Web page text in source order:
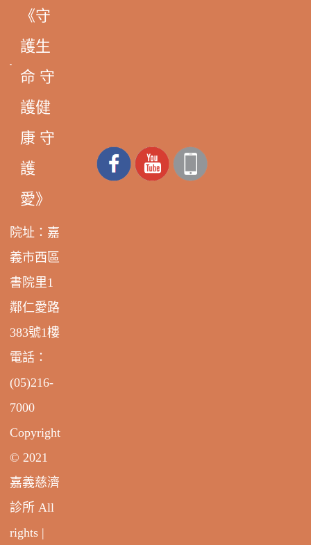
《守
護生
命 守
護健
康 守
護
愛》
院址：嘉
義市西區
書院里1
鄰仁愛路
383號1樓
電話：
(05)216-
7000
Copyright
© 2021
嘉義慈濟
診所 All
rights |